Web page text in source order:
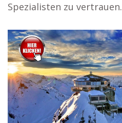
Spezialisten zu vertrauen.